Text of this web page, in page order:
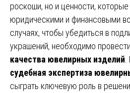
роскоши, но и ценности,
юридическими и финансовыми
случаях, чтобы убедиться в
украшений, необходимо провести
качества ювелирных изделий
судебная экспертиза
сыграть ключевую роль в